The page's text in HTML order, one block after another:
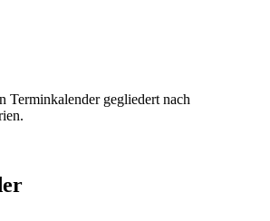
Terminkalender gegliedert nach